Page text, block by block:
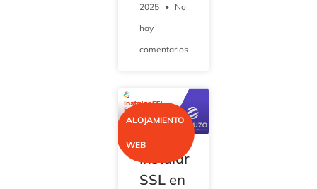
2025
No
hay
comentarios
ALOJAMIENTO
WEB
Instalar
SSL en